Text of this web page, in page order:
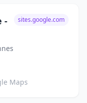
-
sites.google.com
Maps